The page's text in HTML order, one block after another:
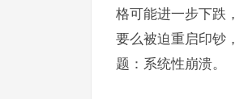
格可能进一步下跌
要么被迫重启印钞
题：系统性崩溃。